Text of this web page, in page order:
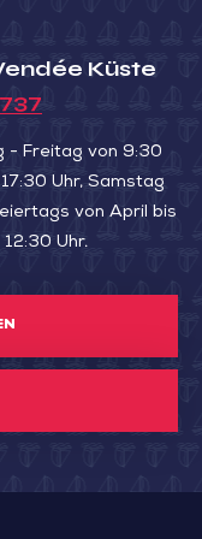
Küste
- Freitag von 9:30
Uhr, Samstag
von April bis
Uhr.